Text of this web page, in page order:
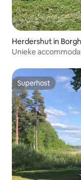
Herdershut in
Unieke
Superhost
Superhost